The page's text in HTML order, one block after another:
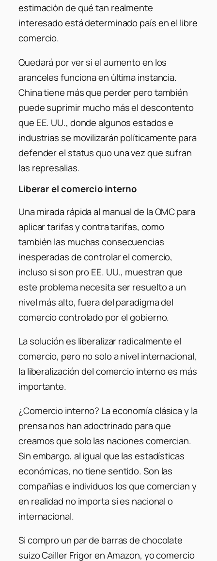
estimación de qué tan realmente
interesado está determinado país en el libre
comercio.
Quedará por ver si el aumento en los
aranceles funciona en última instancia.
China tiene más que perder pero también
puede suprimir mucho más el descontento
que EE. UU., donde algunos estados e
industrias se movilizarán políticamente para
defender el status quouna vez que sufran
las represalias.
Liberar el comercio interno
Una mirada rápida al manual de la OMC para
aplicar tarifas y contra tarifas, como
también las muchas consecuencias
inesperadas de controlar el comercio,
incluso si son pro EE. UU., muestran que
este problema necesita ser resuelto a un
nivel más alto, fuera del paradigma del
comercio controlado por el gobierno.
La solución es liberalizar radicalmente el
comercio, pero no solo a nivel internacional,
la liberalización del comercio interno es más
importante.
¿Comercio interno? La economía clásica y la
prensa nos han adoctrinado para que
creamos que solo las naciones comercian.
Sin embargo, al igual que las estadísticas
económicas, no tiene sentido. Son las
compañías e individuos los que comercian y
en realidad no importa si es nacional o
internacional.
Si compro un par de barras de chocolate
suizo Cailler Frigor en Amazon, yo comercio